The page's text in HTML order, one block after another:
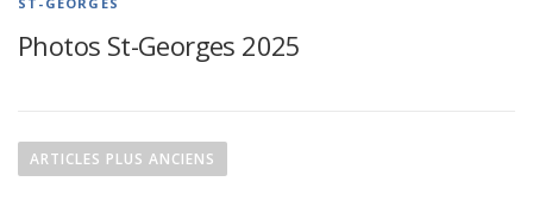
Photos St-Georges 2025
aARTICLES PLUS ANCIENS